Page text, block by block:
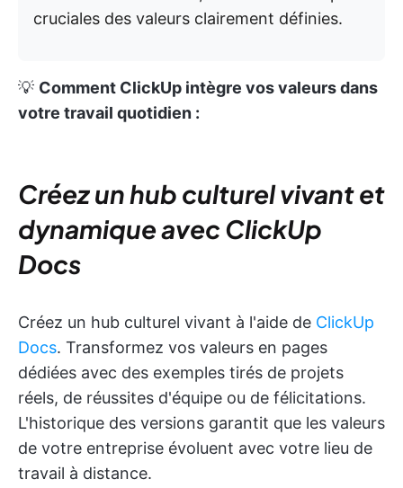
cruciales des valeurs clairement définies.
💡 Comment ClickUp intègre vos valeurs dans
votre travail quotidien :
Créez un hub culturel vivant et
dynamique avec ClickUp
Docs
Créez un hub culturel vivant à l'aide de ClickUp
Docs. Transformez vos valeurs en pages
dédiées avec des exemples tirés de projets
réels, de réussites d'équipe ou de félicitations.
L'historique des versions garantit que les valeurs
de votre entreprise évoluent avec votre lieu de
travail à distance.